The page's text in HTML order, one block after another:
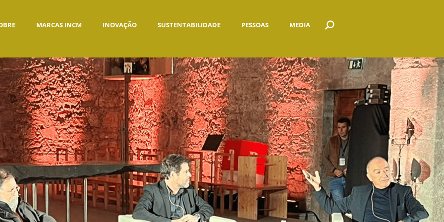
MARCAS INCM INOVAÇÃO SUSTENTABILIDADE PESSOAS MEDIA